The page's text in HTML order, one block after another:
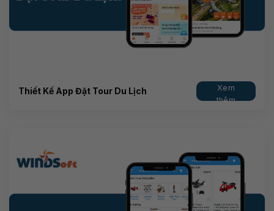
Thiết Kế App Đặt Tour Du Lịch
Xem
thêm